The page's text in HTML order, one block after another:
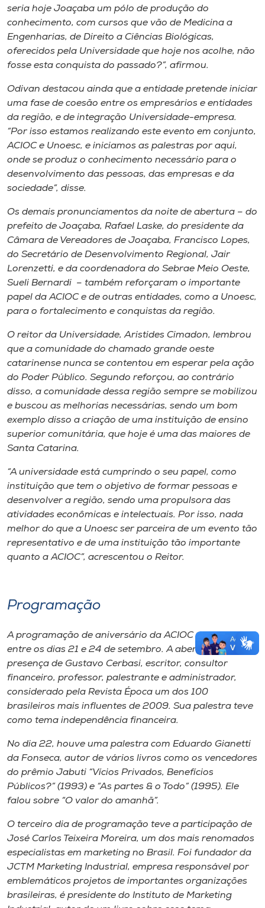
seria hoje Joaçaba um pólo de produção do
conhecimento, com cursos que vão de Medicina a
Engenharias, de Direito a Ciências Biológicas,
oferecidos pela Universidade que hoje nos acolhe, não
fosse esta conquista do passado?”, afirmou.
Odivan destacou ainda que a entidade pretende iniciar
uma fase de coesão entre os empresários e entidades
da região, e de integração Universidade-empresa.
“Por isso estamos realizando este evento em conjunto,
ACIOC e Unoesc, e iniciamos as palestras por aqui,
onde se produz o conhecimento necessário para o
desenvolvimento das pessoas, das empresas e da
sociedade”, disse.
Os demais pronunciamentos da noite de abertura – do
prefeito de Joaçaba, Rafael Laske, do presidente da
Câmara de Vereadores de Joaçaba, Francisco Lopes,
do Secretário de Desenvolvimento Regional, Jair
Lorenzetti, e da coordenadora do Sebrae Meio Oeste,
Sueli Bernardi – também reforçaram o importante
papel da ACIOC e de outras entidades, como a Unoesc,
para o fortalecimento e conquistas da região.
O reitor da Universidade, Aristides Cimadon, lembrou
que a comunidade do chamado grande oeste
catarinense nunca se contentou em esperar pela ação
do Poder Público. Segundo reforçou, ao contrário
disso, a comunidade dessa região sempre se mobilizou
e buscou as melhorias necessárias, sendo um bom
exemplo disso a criação de uma instituição de ensino
superior comunitária, que hoje é uma das maiores de
Santa Catarina.
“A universidade está cumprindo o seu papel, como
instituição que tem o objetivo de formar pessoas e
desenvolver a região, sendo uma propulsora das
atividades econômicas e intelectuais. Por isso, nada
melhor do que a Unoesc ser parceira de um evento tão
representativo e de uma instituição tão importante
quanto a ACIOC”, acrescentou o Reitor.
Programação
A programação de aniversário da ACIOC ocorreu
entre os dias 21 e 24 de setembro. A abertura teve a
presença de Gustavo Cerbasi, escritor, consultor
financeiro, professor, palestrante e administrador,
considerado pela Revista Época um dos 100
brasileiros mais influentes de 2009. Sua palestra teve
como tema independência financeira.
No dia 22, houve uma palestra com Eduardo Gianetti
da Fonseca, autor de vários livros como os vencedores
do prêmio Jabuti “Vícios Privados, Benefícios
Públicos?” (1993) e “As partes & o Todo” (1995). Ele
falou sobre “O valor do amanhã”.
O terceiro dia de programação teve a participação de
José Carlos Teixeira Moreira, um dos mais renomados
especialistas em marketing no Brasil. Foi fundador da
JCTM Marketing Industrial, empresa responsável por
emblemáticos projetos de importantes organizações
brasileiras, é presidente do Instituto de Marketing